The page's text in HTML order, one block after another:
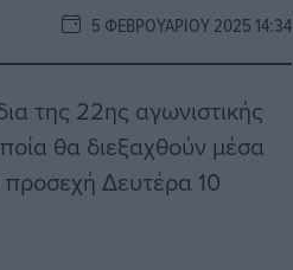
5 ΦΕΒΡΟΥΑΡΊΟΥ 2025 14:34
της 22ης αγωνιστικής
θα διεξαχθούν μέσα
Δευτέρα 10